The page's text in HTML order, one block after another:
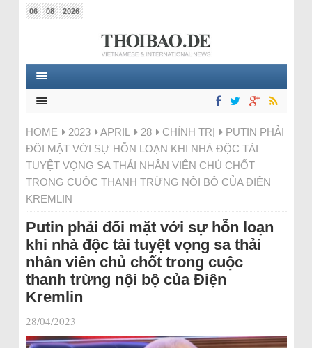
06 08 2026
HOME 2023 APRIL 28 CHÍNH TRỊ
PUTIN PHẢI
ĐỐI MẶT VỚI SỰ HỖN LOẠN KHI NHÀ ĐỘC TÀI
TUYỆT VỌNG SA THẢI NHÂN VIÊN CHỦ CHỐT
TRONG CUỘC THANH TRỪNG NỘI BỘ CỦA ĐIỆN
KREMLIN
Putin phải đối mặt với sự hỗn loạn
khi nhà độc tài tuyệt vọng sa thải
nhân viên chủ chốt trong cuộc
thanh trừng nội bộ của Điện
Kremlin
28/04/2023 |